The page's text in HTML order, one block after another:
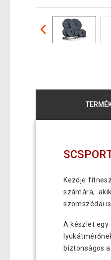
Kezdje
számára,
szomszédai
A készlet egy
biztonságos